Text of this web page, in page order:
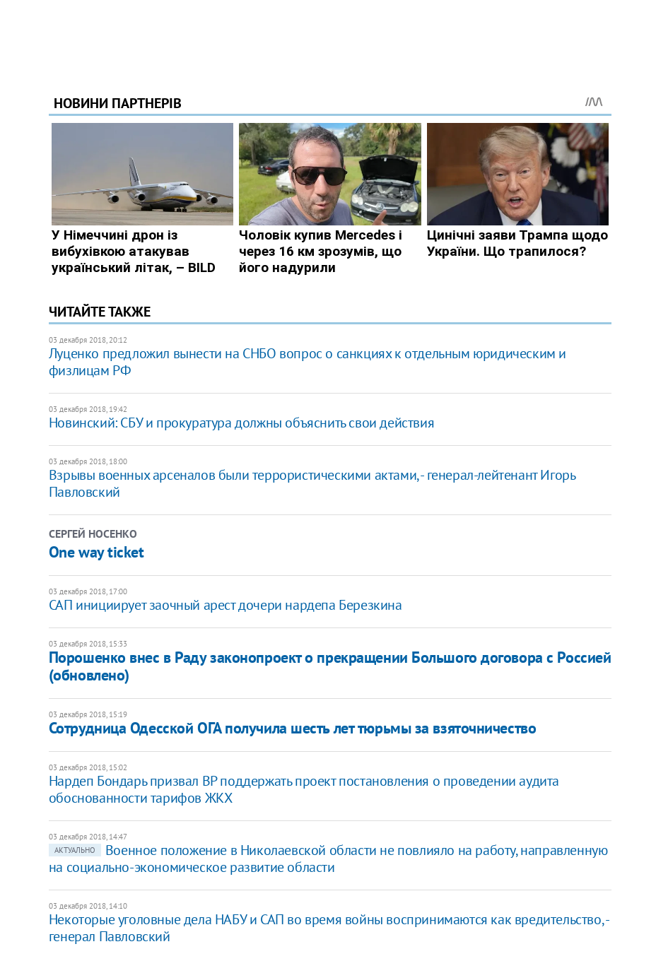
ЧИТАЙТЕ ТАКЖЕ
03 декабря 2018, 20:12
Луценко предложил вынести на СНБО вопрос о санкциях к отдельным юридическим и
физлицам РФ
03 декабря 2018, 19:42
Новинский: СБУ и прокуратура должны объяснить свои действия
03 декабря 2018, 18:00
Взрывы военных арсеналов были террористическими актами, - генерал-лейтенант Игорь
Павловский
СЕРГЕЙ НОСЕНКО
One way ticket
03 декабря 2018, 17:00
САП инициирует заочный арест дочери нардепа Березкина
03 декабря 2018, 15:33
Порошенко внес в Раду законопроект о прекращении Большого договора с Россией
(обновлено)
03 декабря 2018, 15:19
Сотрудница Одесской ОГА получила шесть лет тюрьмы за взяточничество
03 декабря 2018, 15:02
Нардеп Бондарь призвал ВР поддержать проект постановления о проведении аудита
обоснованности тарифов ЖКХ
03 декабря 2018, 14:47
АКТУАЛЬНО
Военное положение в Николаевской области не повлияло на работу, направленную
на социально-экономическое развитие области
03 декабря 2018, 14:10
Некоторые уголовные дела НАБУ и САП во время войны воспринимаются как вредительство, -
генерал Павловский